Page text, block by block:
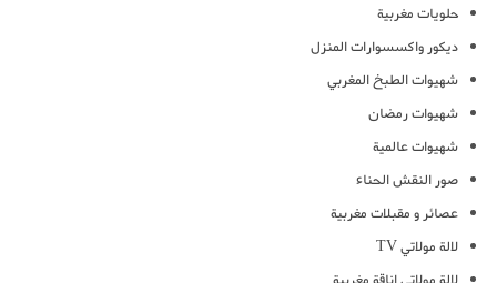
حلويات مغربية
ديكور واكسسوارات المنزل
شهيوات الطبخ المغربي
شهيوات رمضان
شهيوات عالمية
صور النقش الحناء
عصائر و مقبلات مغربية
لالة مولاتي TV